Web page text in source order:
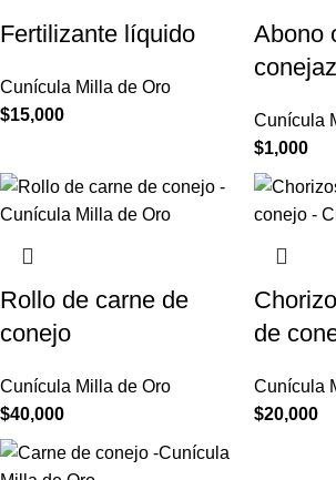
Fertilizante líquido
Cunícula Milla de Oro
$15,000
Abono
Cunícula
$1,000
Rollo de carne de
conejo
Cunícula Milla de Oro
$40,000
de
Cunícula
$20,000